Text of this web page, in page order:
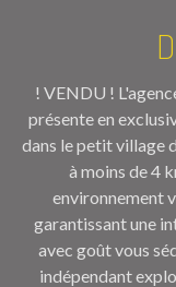
! VENDU !
présente en
dans le petit village
à moins de 4
environnement
garantissant une
avec goût vous
indépendant